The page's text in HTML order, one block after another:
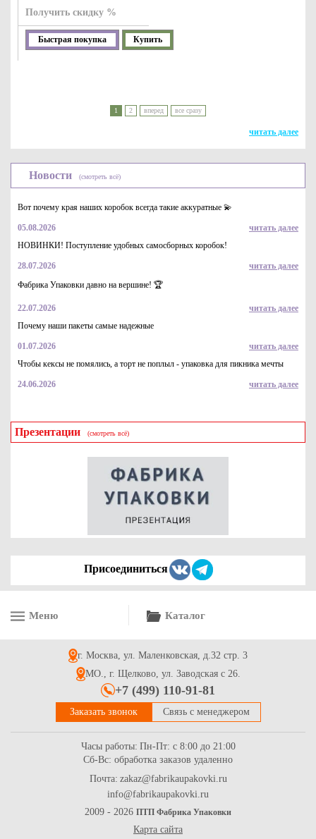
Получить скидку %
Быстрая покупка Купить
1 2 вперед все сразу
читать далее
Новости (смотреть всё)
Вот почему края наших коробок всегда такие аккуратные 💫
05.08.2026
читать далее
НОВИНКИ! Поступление удобных самосборных коробок!
28.07.2026
читать далее
Фабрика Упаковки давно на вершине! 🏆
22.07.2026
читать далее
Почему наши пакеты самые надежные
01.07.2026
читать далее
Чтобы кексы не помялись, а торт не поплыл - упаковка для пикника мечты
24.06.2026 читать далее
Презентации (смотреть всё)
Присоединиться
Меню Каталог
г. Москва, ул. Маленковская, д.32 стр. 3
МО., г. Щелково, ул. Заводская с 26.
+7 (499) 110-91-81
Заказать звонок Связь с менеджером
Часы работы: Пн-Пт: с 8:00 до 21:00
Сб-Вс: обработка заказов удаленно
Почта: zakaz@fabrikaupakovki.ru
info@fabrikaupakovki.ru
2009 - 2026 ПТП Фабрика Упаковки
Карта сайта